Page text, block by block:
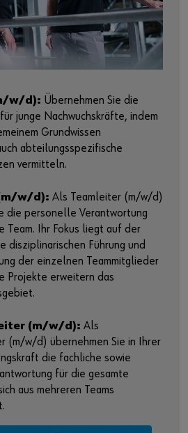
w/d): Übernehmen Sie die
junge Nachwuchskräfte, indem
Grundwissen
abteilungsspezifische
vermitteln.
w/d): Als Teamleiter (m/w/d)
die personelle Verantwortung
Team. Ihr Fokus liegt auf der
disziplinarischen Führung und
der einzelnen Teammitglieder
Projekte erweitern das
(m/w/d): Als
(m/w/d) übernehmen Sie in Ihrer
die fachliche sowie
für die gesamte
aus mehreren Teams